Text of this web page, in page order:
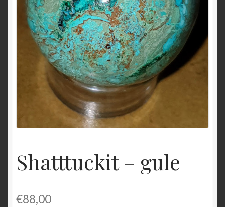
O nás
OBCHODNÉ PODMIENKY
Zásady ochrany osobných údajov
Shatttuckit – gule
€88,00